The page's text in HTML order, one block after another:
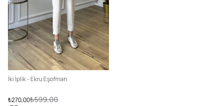
İki İplik - Ekru Eşofman
₺270,00₺599,00